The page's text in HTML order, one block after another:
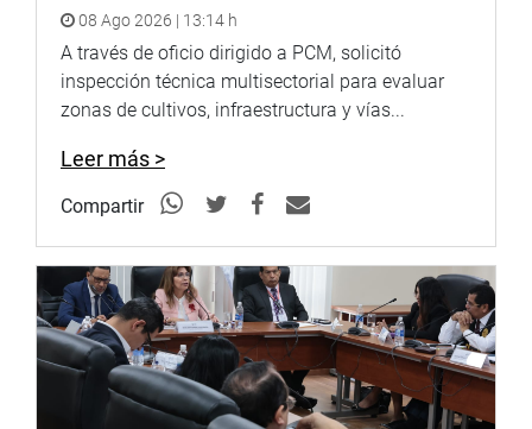
08 Ago 2026 | 13:14 h
A través de oficio dirigido a PCM, solicitó
inspección técnica multisectorial para evaluar
zonas de cultivos, infraestructura y vías...
Leer más >
Compartir